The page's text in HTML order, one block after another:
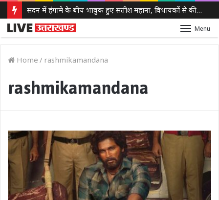
सदन में हंगामे के बीच भावुक हुए सतीश महाना, विधायकों से की मर्यादा बनाए रखने की अपील
Menu
Home / rashmikamandana
rashmikamandana